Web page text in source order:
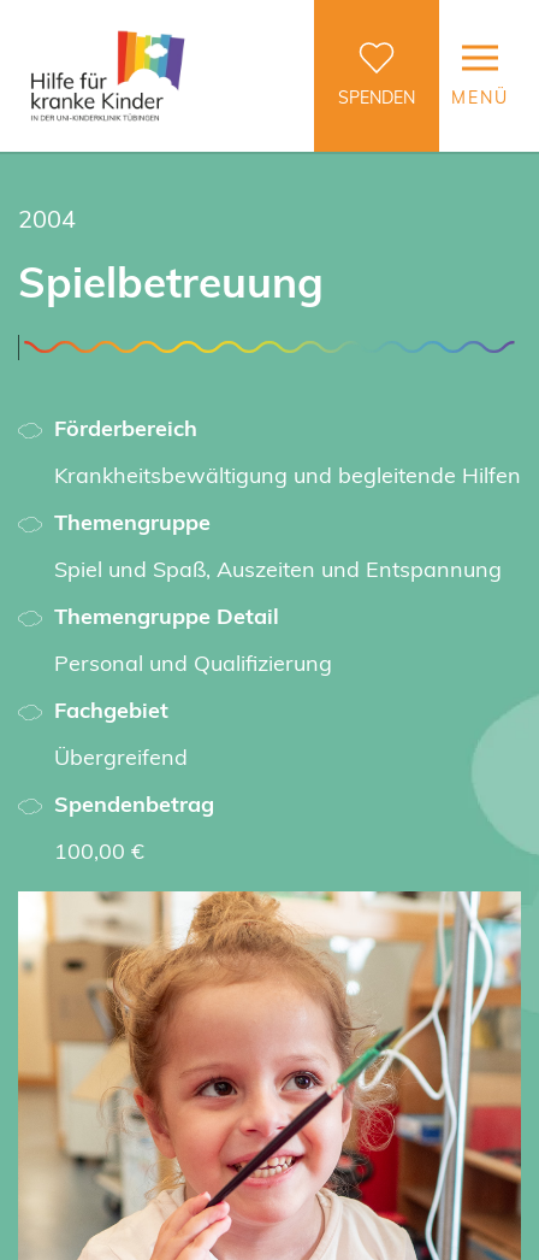
SPENDEN MENÜ
2004
Spielbetreuung
Förderbereich
Krankheitsbewältigung und begleitende Hilfen
Themengruppe
Spiel und Spaß, Auszeiten und Entspannung
Themengruppe Detail
Personal und Qualifizierung
Fachgebiet
Übergreifend
Spendenbetrag
100,00 €